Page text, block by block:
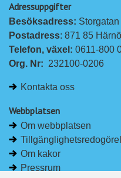
Adressuppgifter
Besöksadress: Storgatan
Postadress: 871 85
Telefon, växel: 0611-800
Org. Nr: 232100-0206
Kontakta oss
Webbplatsen
Om webbplatsen
Om kakor
Pressrum